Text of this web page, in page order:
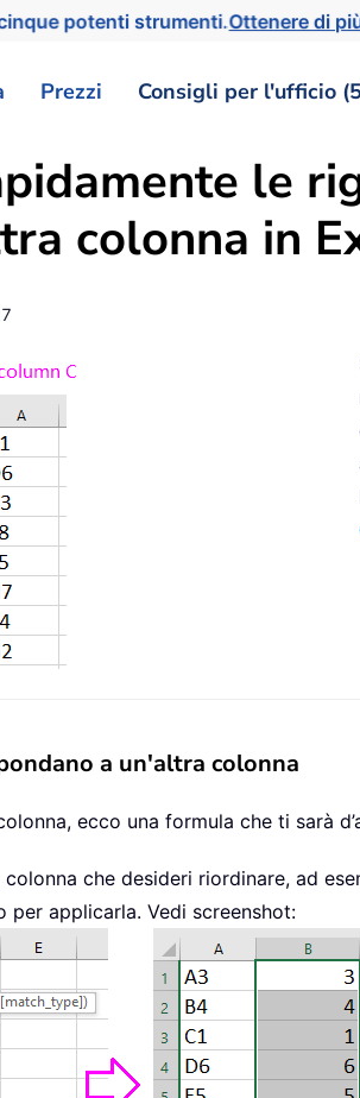
potenti strumenti.Ottenere di
Prezzi Consigli per l'ufficio
le
colonna in
a un'altra colonna
ecco una formula che ti sarà
che desideri riordinare, ad
applicarla. Vedi screenshot: